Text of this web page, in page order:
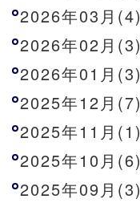
2026年03月(4)
2026年02月(3)
2026年01月(3)
2025年12月(7)
2025年11月(1)
2025年10月(6)
2025年09月(3)